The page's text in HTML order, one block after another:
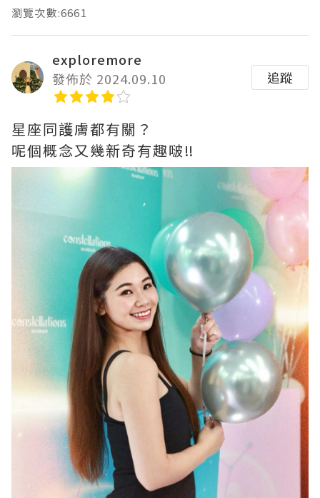
瀏覽次數:6661
exploremore
發佈於 2024.09.10
追蹤
星座同護膚都有關？
呢個概念又幾新奇有趣啵‼️